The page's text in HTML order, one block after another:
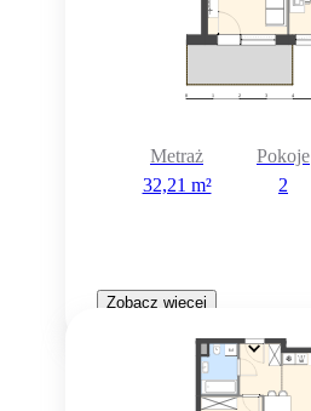
Metraż
32,21 m²
Pokoje
2
Zobacz więcej